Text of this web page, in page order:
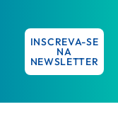
INSCREVA-SE
NA
NEWSLETTER